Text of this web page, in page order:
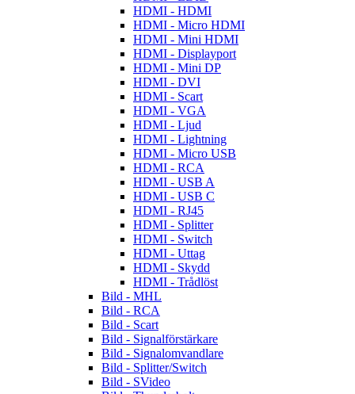
HDMI - HDMI
HDMI - Micro HDMI
HDMI - Mini HDMI
HDMI - Displayport
HDMI - Mini DP
HDMI - DVI
HDMI - Scart
HDMI - VGA
HDMI - Ljud
HDMI - Lightning
HDMI - Micro USB
HDMI - RCA
HDMI - USB A
HDMI - USB C
HDMI - RJ45
HDMI - Splitter
HDMI - Switch
HDMI - Uttag
HDMI - Skydd
HDMI - Trådlöst
Bild - MHL
Bild - RCA
Bild - Scart
Bild - Signalförstärkare
Bild - Signalomvandlare
Bild - Splitter/Switch
Bild - SVideo